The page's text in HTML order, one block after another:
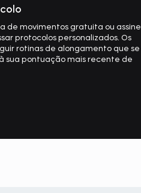
de movimentos gratuita ou assine
protocolos personalizados. Os
rotinas de alongamento que se
pontuação mais recente de